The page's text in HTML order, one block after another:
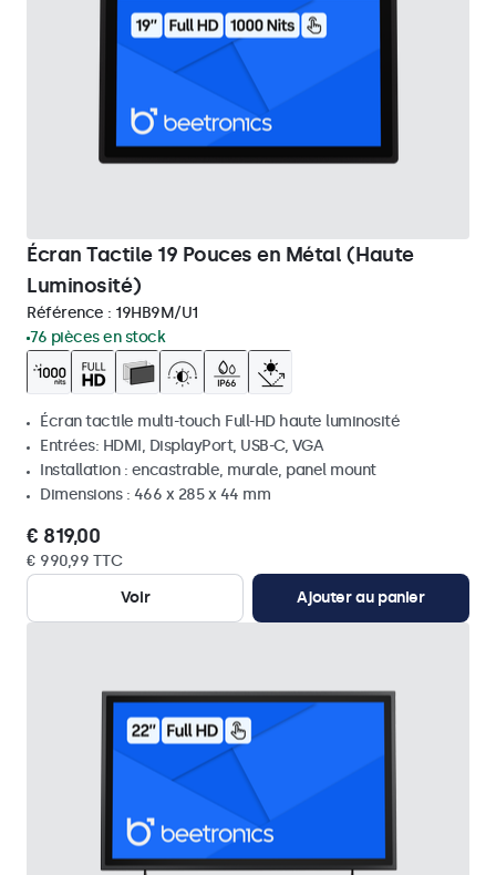
Écran Tactile 19 Pouces en Métal (Haute
Luminosité)
Référence : 19HB9M/U1
76 pièces en stock
Écran tactile multi-touch Full-HD haute luminosité
Entrées: HDMI, DisplayPort, USB-C, VGA
Installation : encastrable, murale, panel mount
Dimensions : 466 x 285 x 44 mm
€ 819,00
€ 990,99 TTC
Voir
Ajouter au panier